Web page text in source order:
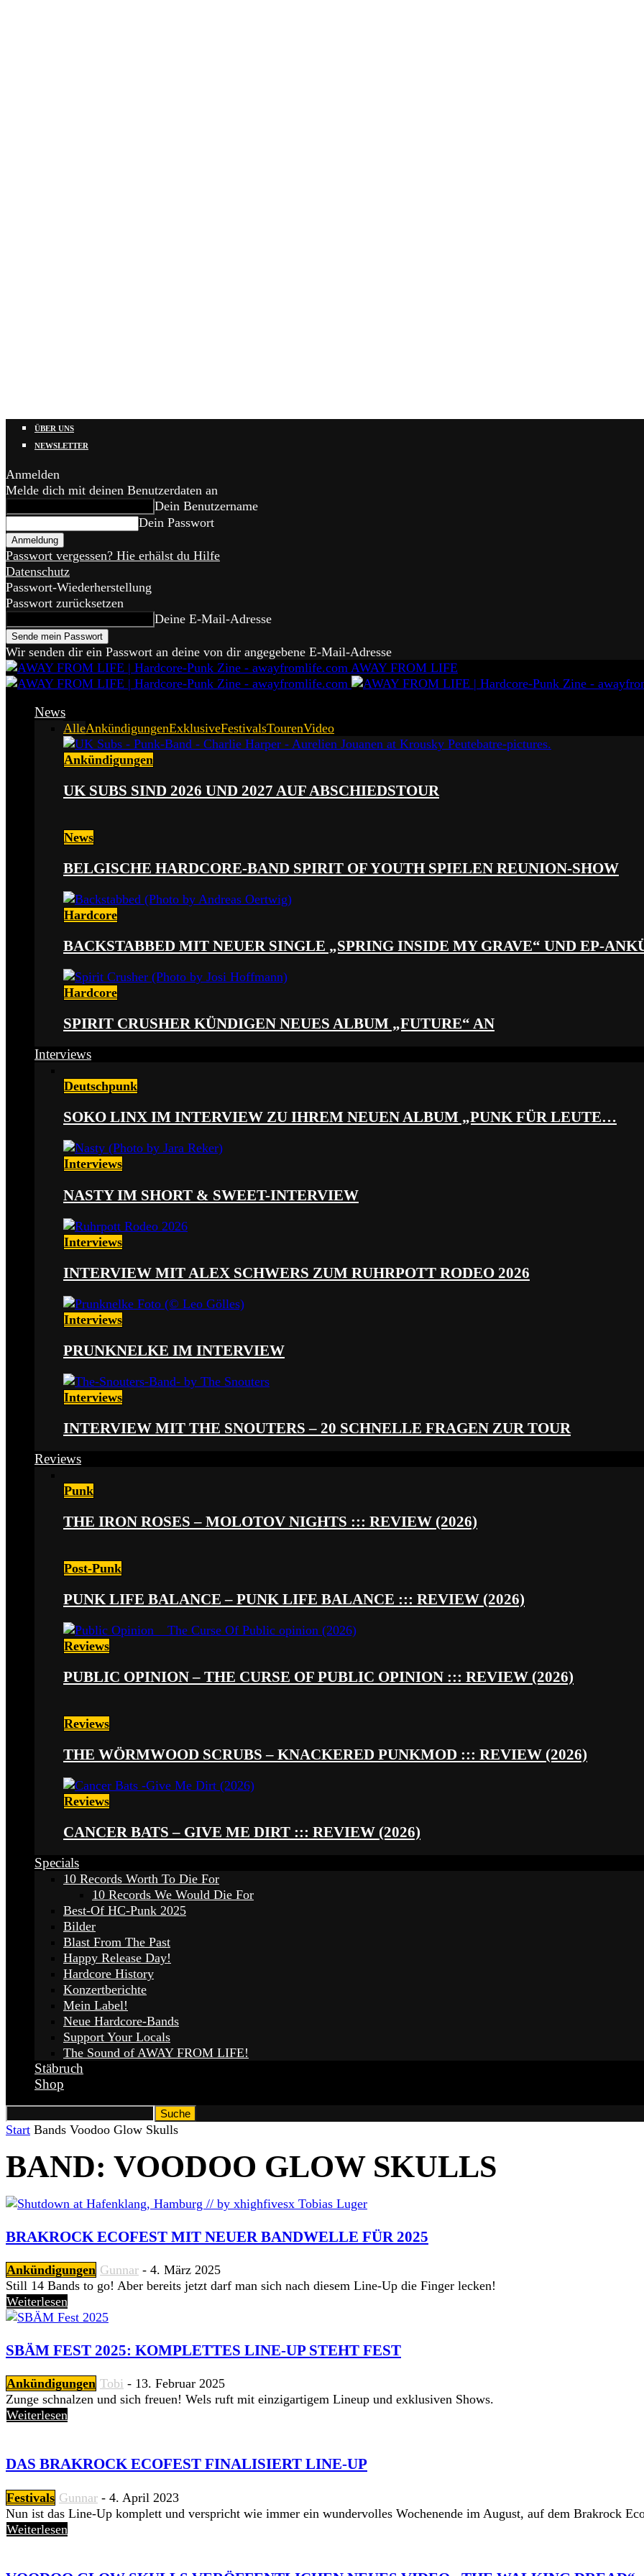
ÜBER UNS
NEWSLETTER
Anmelden
Melde dich mit deinen Benutzerdaten an
Dein Benutzername
Dein Passwort
Passwort vergessen? Hie erhälst du Hilfe
Datenschutz
Passwort-Wiederherstellung
Passwort zurücksetzen
Deine E-Mail-Adresse
Wir senden dir ein Passwort an deine von dir angegebene E-Mail-Adresse
AWAY FROM LIFE
News
AlleAnkündigungenExklusiveFestivalsTourenVideo
Ankündigungen
UK SUBS SIND 2026 UND 2027 AUF ABSCHIEDSTOUR
News
BELGISCHE HARDCORE-BAND SPIRIT OF YOUTH SPIELEN REUNION-SHOW
Hardcore
BACKSTABBED MIT NEUER SINGLE „SPRING INSIDE MY GRAVE“ UND EP-
Hardcore
SPIRIT CRUSHER KÜNDIGEN NEUES ALBUM „FUTURE“ AN
Interviews
Deutschpunk
SOKO LINX IM INTERVIEW ZU IHREM NEUEN ALBUM „PUNK FÜR LEUTE…
Interviews
NASTY IM SHORT & SWEET-INTERVIEW
Interviews
INTERVIEW MIT ALEX SCHWERS ZUM RUHRPOTT RODEO 2026
Interviews
PRUNKNELKE IM INTERVIEW
Interviews
INTERVIEW MIT THE SNOUTERS – 20 SCHNELLE FRAGEN ZUR TOUR
Reviews
Punk
THE IRON ROSES – MOLOTOV NIGHTS ::: REVIEW (2026)
Post-Punk
PUNK LIFE BALANCE – PUNK LIFE BALANCE ::: REVIEW (2026)
Reviews
PUBLIC OPINION – THE CURSE OF PUBLIC OPINION ::: REVIEW (2026)
Reviews
THE WÖRMWOOD SCRUBS – KNACKERED PUNKMOD ::: REVIEW (2026)
Reviews
CANCER BATS – GIVE ME DIRT ::: REVIEW (2026)
Specials
10 Records Worth To Die For
10 Records We Would Die For
Best-Of HC-Punk 2025
Bilder
Blast From The Past
Happy Release Day!
Hardcore History
Konzertberichte
Mein Label!
Neue Hardcore-Bands
Support Your Locals
The Sound of AWAY FROM LIFE!
Stäbruch
Shop
Start Bands Voodoo Glow Skulls
BAND: VOODOO GLOW SKULLS
BRAKROCK ECOFEST MIT NEUER BANDWELLE FÜR 2025
Ankündigungen Gunnar - 4. März 2025
Still 14 Bands to go! Aber bereits jetzt darf man sich nach diesem Line-Up die Finger lecken!
Weiterlesen
SBÄM FEST 2025: KOMPLETTES LINE-UP STEHT FEST
Ankündigungen Tobi - 13. Februar 2025
Zunge schnalzen und sich freuen! Wels ruft mit einzigartigem Lineup und exklusiven Shows.
Weiterlesen
DAS BRAKROCK ECOFEST FINALISIERT LINE-UP
Festivals Gunnar - 4. April 2023
Nun ist das Line-Up komplett und verspricht wie immer ein wundervolles Wochenende im August, auf dem Brakrock
Weiterlesen